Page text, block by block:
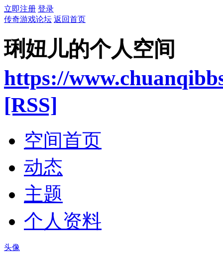
立即注册 登录
传奇游戏论坛 返回首页
琍妞儿的个人空间
https://
[RSS]
空间首页
动态
主题
个人资料
头像